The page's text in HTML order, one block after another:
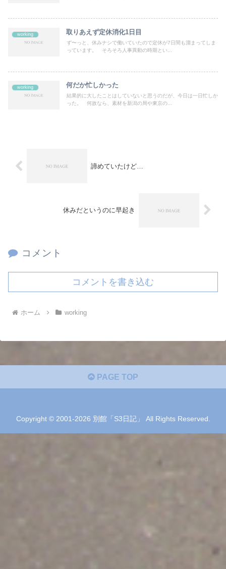
working 取りあえず定休消化1日目
ず〜っと、休みナシで働いていたので定休が7日間も溜まってしま
っています。 そろそろ人事異動の時期とい...
working 何だか忙しかった
結果的に大したことはしていないと思うのだが、今日は一日忙しか
った。 何故なら、素材を新潟の局や東京の...
諦めていたけど…
休みだというのに早起き
コメント
コメントを書き込む
ホーム working
PAGE TOP
Copyright © 2001-2026 別館「S3日記」 All Rights Reserved.